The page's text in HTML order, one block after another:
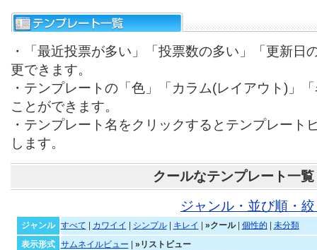
・「最近投票が多い」「投票数の多い」「更新日
更できます。
・テンプレートの「色」「カラム(レイアウト)」
ことができます。
・テンプレート名をクリックするとテンプレート
します。
クールなテンプレート一覧
ジャンル・並び順・
ジャンル すべて カワイイ シンプル| キレイ »クール| 個性的
未分類
表示形式
サムネイルビュー
»リストビュー